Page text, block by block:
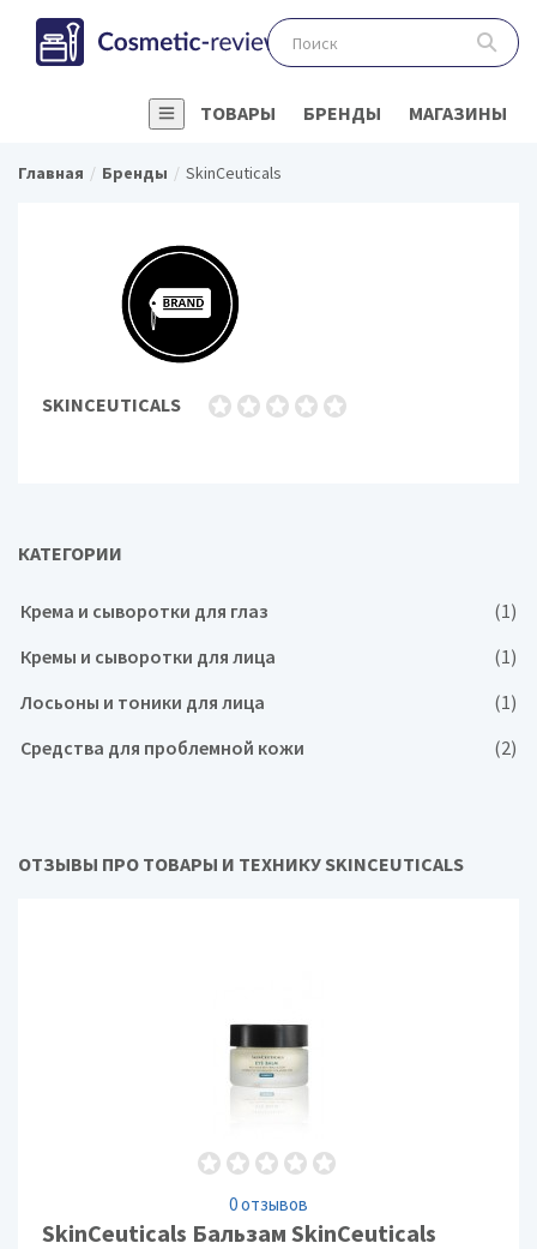
ТОВАРЫ БРЕНДЫ МАГАЗИНЫ
Главная Бренды SkinCeuticals
SKINCEUTICALS
КАТЕГОРИИ
Крема и сыворотки для глаз
(1)
Кремы и сыворотки для лица
(1)
Лосьоны и тоники для лица
(1)
Средства для проблемной кожи
(2)
ОТЗЫВЫ ПРО ТОВАРЫ И ТЕХНИКУ SKINCEUTICALS
0 отзывов
SkinCeuticals Бальзам SkinCeuticals